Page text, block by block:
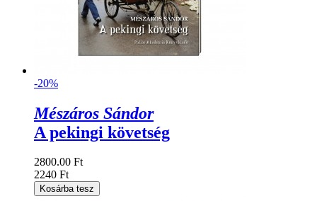
-20%
Mészáros Sándor
A pekingi követség
2800.00 Ft
2240 Ft
Kosárba tesz